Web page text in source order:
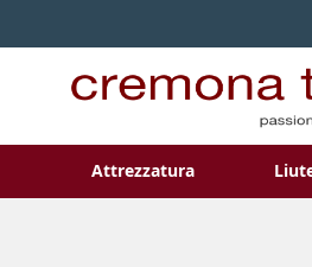
Attrezzatura
Toggle